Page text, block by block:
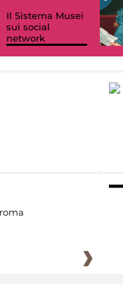
Il Sistema Musei
sui social
network